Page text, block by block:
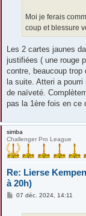
Moi je ferais
coup et blessure
Les 2 cartes jaunes
justifiées ( une rouge
contre, beaucoup
la suite. Atteri a
de naïveté.
pas la 1ère fois en ce
simba
Challenger Pro League
Re: Lierse
à 20h)
M07 déc. 2024, 14:11